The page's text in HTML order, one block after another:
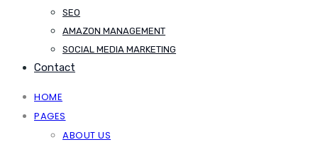
SEO
AMAZON MANAGEMENT
SOCIAL MEDIA MARKETING
Contact
HOME
PAGES
ABOUT US